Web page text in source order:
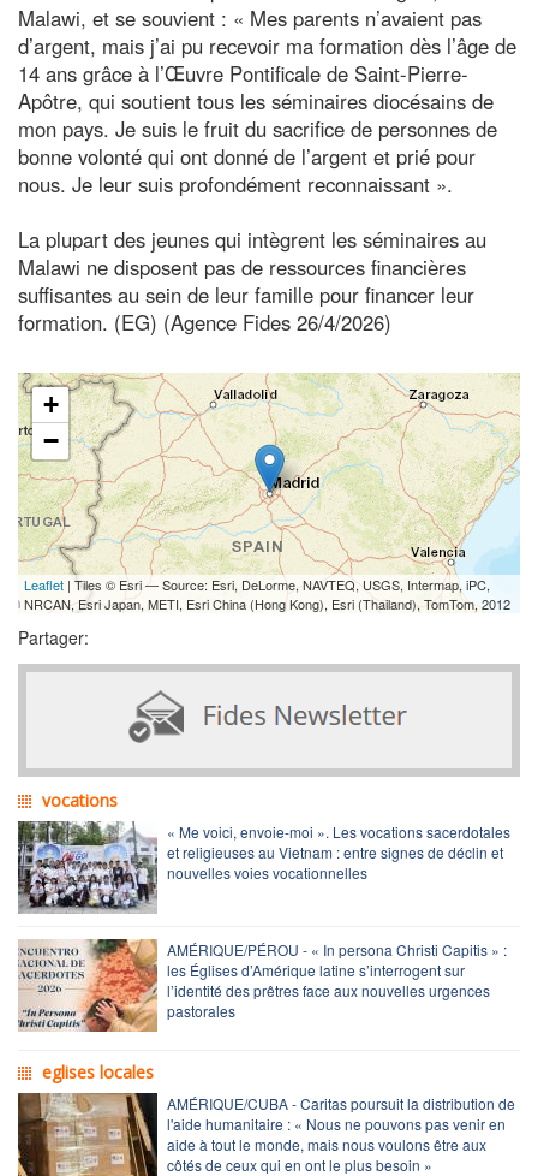
Malawi, et se souvient : « Mes parents n’avaient pas
d’argent, mais j’ai pu recevoir ma formation dès l’âge de
14 ans grâce à l’Œuvre Pontificale de Saint-Pierre-
Apôtre, qui soutient tous les séminaires diocésains de
mon pays. Je suis le fruit du sacrifice de personnes de
bonne volonté qui ont donné de l’argent et prié pour
nous. Je leur suis profondément reconnaissant ».
La plupart des jeunes qui intègrent les séminaires au
Malawi ne disposent pas de ressources financières
suffisantes au sein de leur famille pour financer leur
formation. (EG) (Agence Fides 26/4/2026)
+
−
Leaflet | Tiles © Esri — Source: Esri, DeLorme, NAVTEQ, USGS, Intermap, iPC,
NRCAN, Esri Japan, METI, Esri China (Hong Kong), Esri (Thailand), TomTom, 2012
Partager:
vocations
« Me voici, envoie-moi ». Les vocations sacerdotales
et religieuses au Vietnam : entre signes de déclin et
nouvelles voies vocationnelles
AMÉRIQUE/PÉROU - « In persona Christi Capitis » :
les Églises d’Amérique latine s’interrogent sur
l’identité des prêtres face aux nouvelles urgences
pastorales
eglises locales
AMÉRIQUE/CUBA - Caritas poursuit la distribution de
l'aide humanitaire : « Nous ne pouvons pas venir en
aide à tout le monde, mais nous voulons être aux
côtés de ceux qui en ont le plus besoin »